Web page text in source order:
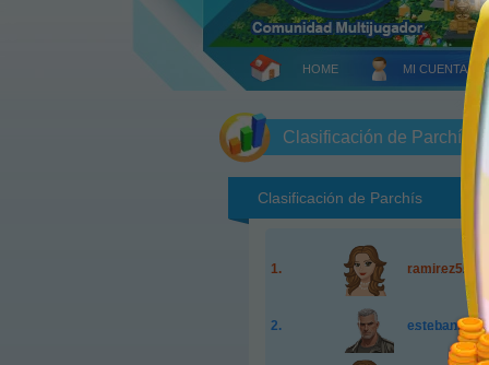
HOME MI CUENTA
Clasificación de Parchís
Clasificación de Parchís
ramirez55